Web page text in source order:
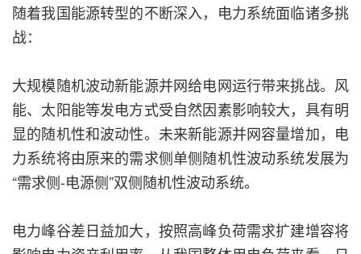
随着我国能源转型的不断深入，电力系统面临诸多挑
战：
大规模随机波动新能源并网给电网运行带来挑战。风
能、太阳能等发电方式受自然因素影响较大，具有明
显的随机性和波动性。未来新能源并网容量增加，电
力系统将由原来的需求侧单侧随机性波动系统发展为
“需求侧-电源侧”双侧随机性波动系统。
电力峰谷差日益加大，按照高峰负荷需求扩建增容将